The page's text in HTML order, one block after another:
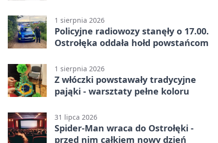
wykonawcę?
1 sierpnia 2026
Policyjne radiowozy stanęły o 17.00.
Ostrołęka oddała hołd powstańcom
1 sierpnia 2026
Z włóczki powstawały tradycyjne
pająki - warsztaty pełne koloru
31 lipca 2026
Spider-Man wraca do Ostrołęki -
przed nim całkiem nowy dzień